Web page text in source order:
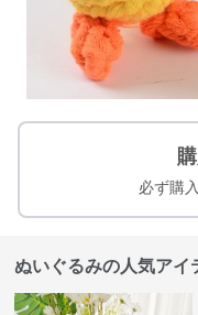
必ず購
ぬいぐるみの人気アイ